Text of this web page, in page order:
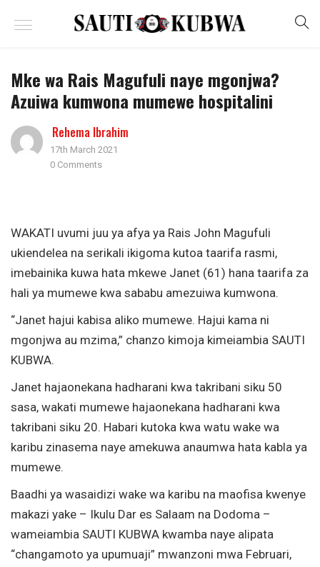
Mke wa Rais Magufuli naye mgonjwa?
Azuiwa kumwona mumewe hospitalini
Rehema Ibrahim
17th March 2021
0 Comments
WAKATI uvumi juu ya afya ya Rais John Magufuli
ukiendelea na serikali ikigoma kutoa taarifa rasmi,
imebainika kuwa hata mkewe Janet (61) hana taarifa za
hali ya mumewe kwa sababu amezuiwa kumwona.
“Janet hajui kabisa aliko mumewe. Hajui kama ni
mgonjwa au mzima,” chanzo kimoja kimeiambia SAUTI
KUBWA.
Janet hajaonekana hadharani kwa takribani siku 50
sasa, wakati mumewe hajaonekana hadharani kwa
takribani siku 20. Habari kutoka kwa watu wake wa
karibu zinasema naye amekuwa anaumwa hata kabla ya
mumewe.
Baadhi ya wasaidizi wake wa karibu na maofisa kwenye
makazi yake – Ikulu Dar es Salaam na Dodoma –
wameiambia SAUTI KUBWA kwamba naye alipata
“changamoto ya upumuaji” mwanzoni mwa Februari,